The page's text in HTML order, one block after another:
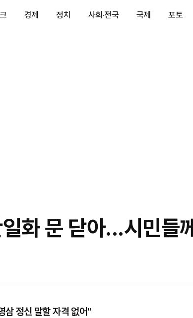
경제 정치 사회·전국 국제 포토
화 문 닫아...시민들
삼 정신 말할 자격 없어"